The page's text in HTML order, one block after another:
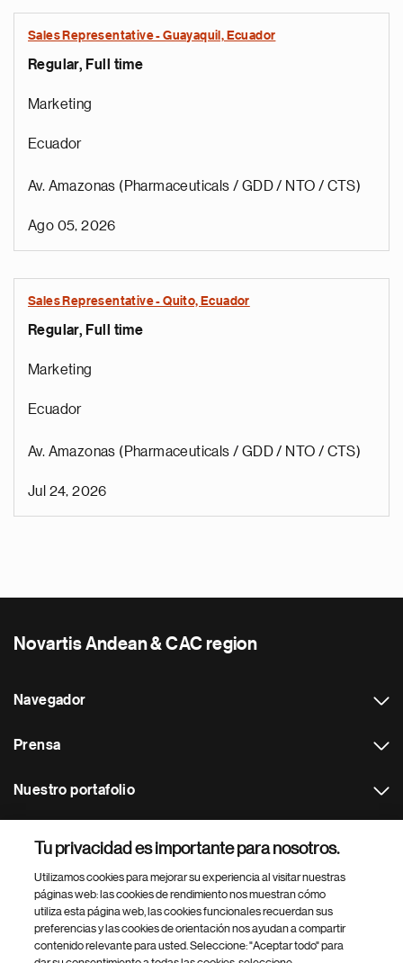
Sales Representative - Guayaquil, Ecuador
Regular, Full time
Marketing
Ecuador
Av. Amazonas (Pharmaceuticals / GDD / NTO / CTS)
Ago 05, 2026
Sales Representative - Quito, Ecuador
Regular, Full time
Marketing
Ecuador
Av. Amazonas (Pharmaceuticals / GDD / NTO / CTS)
Jul 24, 2026
Novartis Andean & CAC region
Navegador
Prensa
Nuestro portafolio
Footer Site Search
Tu privacidad es importante para nosotros.
Utilizamos cookies para mejorar su experiencia al visitar nuestras
páginas web: las cookies de rendimiento nos muestran cómo
utiliza esta página web, las cookies funcionales recuerdan sus
preferencias y las cookies de orientación nos ayudan a compartir
contenido relevante para usted. Seleccione: "Aceptar todo" para